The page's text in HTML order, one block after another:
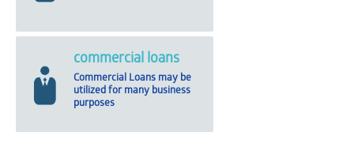
commercial loans
Commercial Loans may be
utilized for many business
purposes